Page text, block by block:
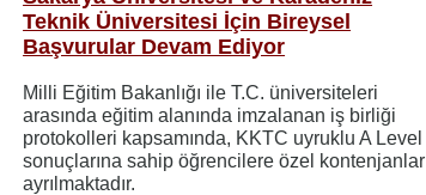
Teknik Üniversitesi İçin Bireysel
Başvurular Devam Ediyor
Milli Eğitim Bakanlığı ile T.C. üniversiteleri
arasında eğitim alanında imzalanan iş birliği
protokolleri kapsamında, KKTC uyruklu A Level
sonuçlarına sahip öğrencilere özel kontenjanlar
ayrılmaktadır.